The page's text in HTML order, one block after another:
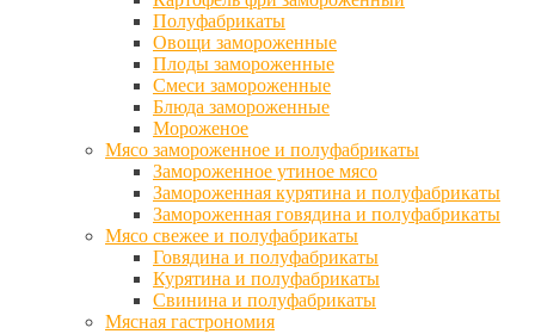
Полуфабрикаты
Овощи замороженные
Плоды замороженные
Смеси замороженные
Блюда замороженные
Мороженое
Мясо замороженное и полуфабрикаты
Замороженное утиное мясо
Замороженная курятина и полуфабрикаты
Замороженная говядина и полуфабрикаты
Мясо свежее и полуфабрикаты
Говядина и полуфабрикаты
Курятина и полуфабрикаты
Свинина и полуфабрикаты
Мясная гастрономия